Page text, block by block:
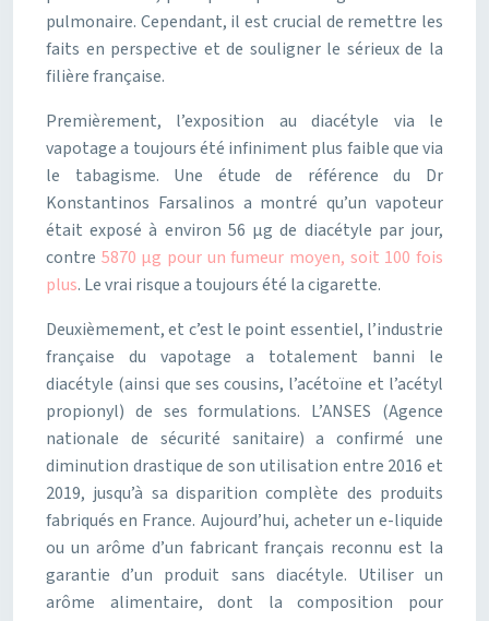
pulmonaire. Cependant, il est crucial de remettre les
faits en perspective et de souligner le sérieux de la
filière française.
Premièrement, l’exposition au diacétyle via le
vapotage a toujours été infiniment plus faible que via
le tabagisme. Une étude de référence du Dr
Konstantinos Farsalinos a montré qu’un vapoteur
était exposé à environ 56 µg de diacétyle par jour,
contre 5870 µg pour un fumeur moyen, soit 100 fois
plus. Le vrai risque a toujours été la cigarette.
Deuxièmement, et c’est le point essentiel, l’industrie
française du vapotage a totalement banni le
diacétyle (ainsi que ses cousins, l’acétoïne et l’acétyl
propionyl) de ses formulations. L’ANSES (Agence
nationale de sécurité sanitaire) a confirmé une
diminution drastique de son utilisation entre 2016 et
2019, jusqu’à sa disparition complète des produits
fabriqués en France. Aujourd’hui, acheter un e-liquide
ou un arôme d’un fabricant français reconnu est la
garantie d’un produit sans diacétyle. Utiliser un
arôme alimentaire, dont la composition pour